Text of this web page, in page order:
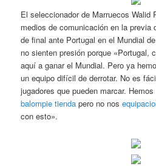
El seleccionador de Marruecos Walid
medios de comunicación en la previa
de final ante Portugal en el Mundial
no sienten presión porque «Portugal,
aquí a ganar el Mundial. Pero ya
un equipo difícil de derrotar. No es
jugadores que pueden marcar.
balompie tienda pero no nos
con esto».